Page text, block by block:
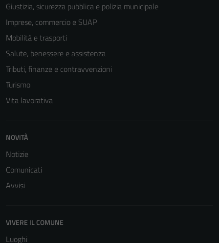
Giustizia, sicurezza pubblica e polizia municipale
Imprese, commercio e SUAP
Mobilità e trasporti
Salute, benessere e assistenza
Tributi, finanze e contravvenzioni
Turismo
Vita lavorativa
NOVITÀ
Notizie
Comunicati
Avvisi
VIVERE IL COMUNE
Luoghi